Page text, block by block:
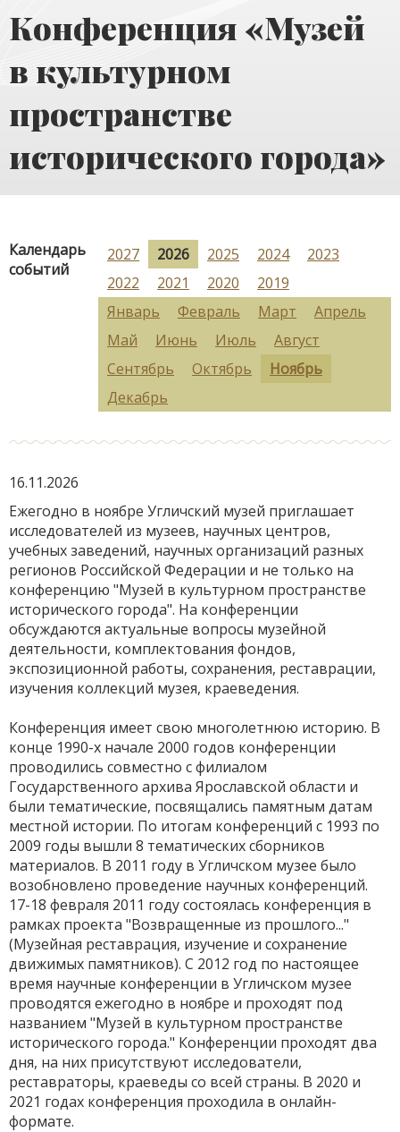
Конференция «Музей
в культурном
пространстве
исторического города»
Календарь
событий
2027 2026 2025 2024
2023
2022
2021 2020
2019
Январь
Февраль Март
Апрель
Май
Июнь Июль
Август
Сентябрь
Октябрь
Ноябрь
Декабрь
16.11.2026
Ежегодно в ноябре Угличский музей приглашает
исследователей из музеев, научных центров,
учебных заведений, научных организаций разных
регионов Российской Федерации и не только на
конференцию "Музей в культурном пространстве
исторического города". На конференции
обсуждаются актуальные вопросы музейной
деятельности, комплектования фондов,
экспозиционной работы, сохранения, реставрации,
изучения коллекций музея, краеведения.
Конференция имеет свою многолетнюю историю. В
конце 1990-х начале 2000 годов конференции
проводились совместно с филиалом
Государственного архива Ярославской области и
были тематические, посвящались памятным датам
местной истории. По итогам конференций с 1993 по
2009 годы вышли 8 тематических сборников
материалов. В 2011 году в Угличском музее было
возобновлено проведение научных конференций.
17-18 февраля 2011 году состоялась конференция в
рамках проекта "Возвращенные из прошлого..."
(Музейная реставрация, изучение и сохранение
движимых памятников). С 2012 год по настоящее
время научные конференции в Угличском музее
проводятся ежегодно в ноябре и проходят под
названием "Музей в культурном пространстве
исторического города." Конференции проходят два
дня, на них присутствуют исследователи,
реставраторы, краеведы со всей страны. В 2020 и
2021 годах конференция проходила в онлайн-
формате.